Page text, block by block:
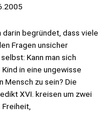
darin begründet, dass viele
Fragen unsicher
Kann man sich
in eine ungewisse
Mensch zu sein? Die
XVI. kreisen um zwei